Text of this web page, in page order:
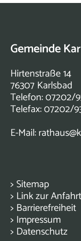
Gemeinde
Hirtenstraße 14
76307 Karlsbad
Telefon: 07202/
Telefax: 07202/
E-Mail:
> Sitemap
> Link zur Anfahrt
> Barrierefreiheit
> Impressum
> Datenschutz